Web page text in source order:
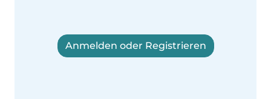
Anmelden oder Registrieren